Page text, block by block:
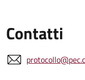
Contatti